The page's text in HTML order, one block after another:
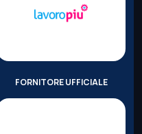
FORNITORE UFFICIALE